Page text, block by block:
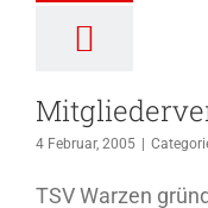
4 Februar, 2005
TSV Warzen